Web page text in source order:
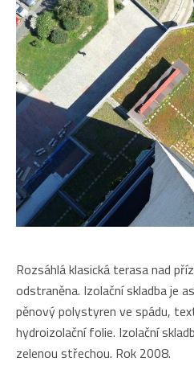
Rozsáhlá klasická terasa nad
odstraněna. Izolační skladba je
pěnový polystyren ve spádu,
hydroizolační folie. Izolační
zelenou střechou. Rok 2008.